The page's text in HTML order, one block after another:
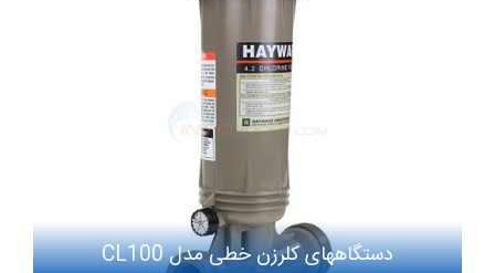
دستگاههای کلرزن خطی مدل CL100